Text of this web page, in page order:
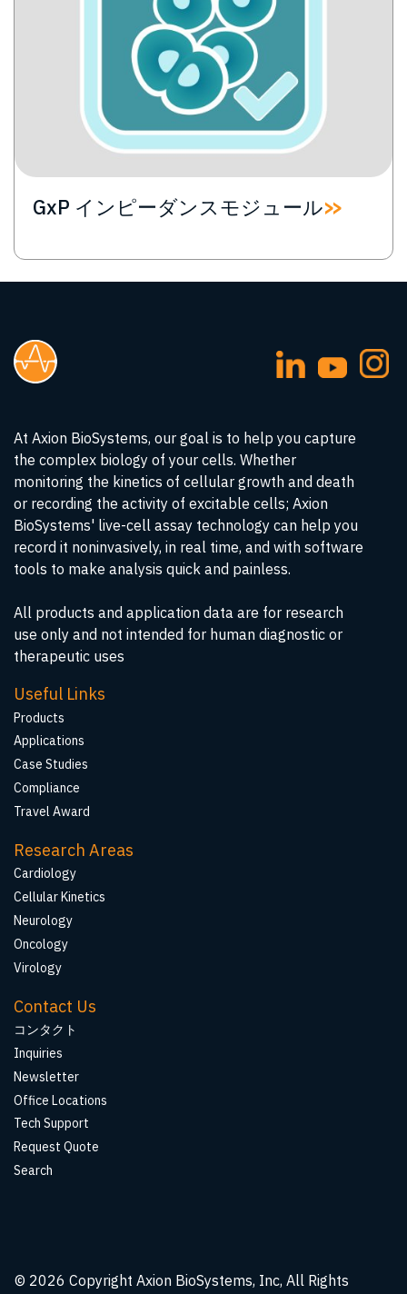
GxP インピーダンスモジュール
At Axion BioSystems, our goal is to help you capture
the complex biology of your cells. Whether
monitoring the kinetics of cellular growth and death
or recording the activity of excitable cells; Axion
BioSystems' live-cell assay technology can help you
record it noninvasively, in real time, and with software
tools to make analysis quick and painless.
All products and application data are for research
use only and not intended for human diagnostic or
therapeutic uses
Useful Links
Products
Applications
Case Studies
Compliance
Travel Award
Research Areas
Cardiology
Cellular Kinetics
Neurology
Oncology
Virology
Contact Us
コンタクト
Inquiries
Newsletter
Office Locations
Tech Support
Request Quote
Search
© 2026 Copyright Axion BioSystems, Inc, All Rights